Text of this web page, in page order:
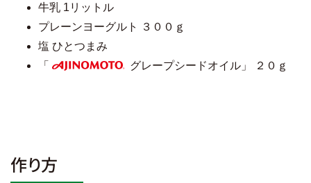
牛乳 1リットル
プレーンヨーグルト ３００ｇ
塩 ひとつまみ
「
グレープシードオイル」 ２０ｇ
作り方